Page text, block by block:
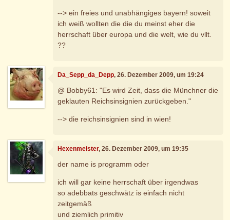
--> ein freies und unabhängiges bayern! soweit
ich weiß wollten die die du meinst eher die
herrschaft über europa und die welt, wie du vllt.
??
Da_Sepp_da_Depp, 26. Dezember 2009, um 19:24
@ Bobby61: "Es wird Zeit, dass die Münchner die
geklauten Reichsinsignien zurückgeben."
--> die reichsinsignien sind in wien!
Hexenmeister, 26. Dezember 2009, um 19:35
der name is programm oder
ich will gar keine herrschaft über irgendwas
so adebbats geschwätz is einfach nicht
zeitgemäß
und ziemlich primitiv